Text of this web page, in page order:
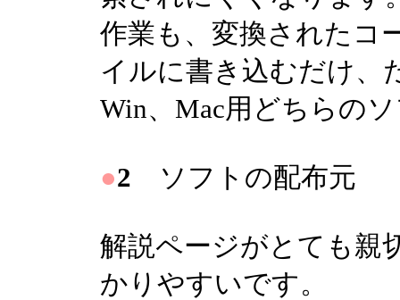
作業も、変換されたコ
イルに書き込むだけ、
Win、Mac用どちらの
●2 ソフトの配布
解説ページがとても親
かりやすいです。